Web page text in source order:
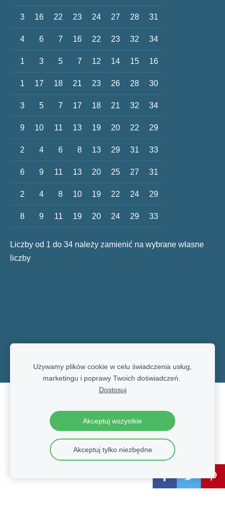
3 16 22 23 24 27 28 31
4 6 7 16 22 23 32 34
1 3 5 7 12 14 15 16
1 17 18 21 23 26 28 30
3 5 7 17 18 21 32 34
9 10 11 13 19 20 22 29
2 4 6 8 13 29 31 33
6 9 11 13 20 25 27 31
2 4 8 10 19 22 24 29
8 9 11 19 20 24 29 33
Liczby od 1 do 34 należy zamienić na wybrane własne
liczby
Używamy plików cookie w celu świadczenia usług,
marketingu i poprawy Twoich doświadczeń.
Dostosuj
Akceptuj wszystkie
Akceptuj tylko niezbędne